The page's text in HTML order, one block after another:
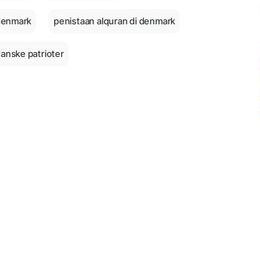
penistaan alquran di denmark
patrioter